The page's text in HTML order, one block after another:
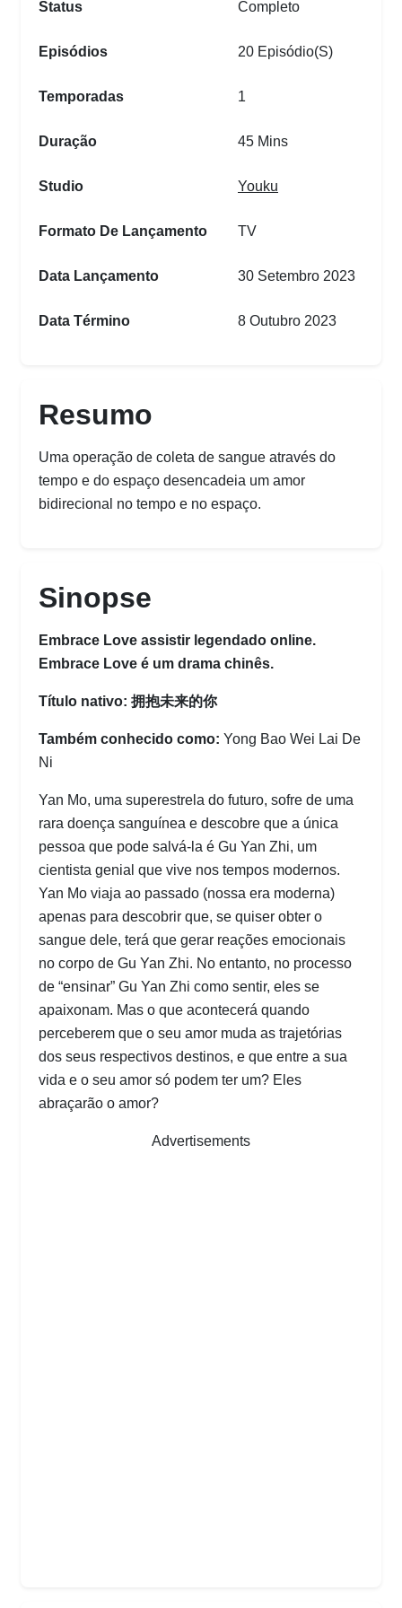
Status Completo
Episódios 20 Episódio(s)
Temporadas 1
Duração 45 Mins
Studio Youku
Formato De Lançamento TV
Data Lançamento 30 Setembro 2023
Data Término 8 Outubro 2023
Resumo
Uma operação de coleta de sangue através do
tempo e do espaço desencadeia um amor
bidirecional no tempo e no espaço.
Sinopse
Embrace Love assistir legendado online.
Embrace Love é um drama chinês.
Título nativo: 拥抱未来的你
Também conhecido como: Yong Bao Wei Lai De
Ni
Yan Mo, uma superestrela do futuro, sofre de uma
rara doença sanguínea e descobre que a única
pessoa que pode salvá-la é Gu Yan Zhi, um
cientista genial que vive nos tempos modernos.
Yan Mo viaja ao passado (nossa era moderna)
apenas para descobrir que, se quiser obter o
sangue dele, terá que gerar reações emocionais
no corpo de Gu Yan Zhi. No entanto, no processo
de “ensinar” Gu Yan Zhi como sentir, eles se
apaixonam. Mas o que acontecerá quando
perceberem que o seu amor muda as trajetórias
dos seus respectivos destinos, e que entre a sua
vida e o seu amor só podem ter um? Eles
abraçarão o amor?
Advertisements